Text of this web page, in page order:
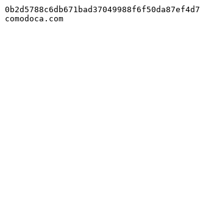
0b2d5788c6db671bad37049988f6f50da87ef4d7
comodoca.com